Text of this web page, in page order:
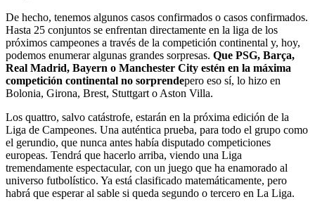
De hecho, tenemos algunos casos confirmados o casos confirmados.
Hasta 25 conjuntos se enfrentan directamente en la liga de los
próximos campeones a través de la competición continental y, hoy,
podemos enumerar algunas grandes sorpresas. Que PSG, Barça,
Real Madrid, Bayern o Manchester City estén en la máxima
competición continental no sorprendepero eso sí, lo hizo en
Bolonia, Girona, Brest, Stuttgart o Aston Villa.
Los quattro, salvo catástrofe, estarán en la próxima edición de la
Liga de Campeones. Una auténtica prueba, para todo el grupo como
el gerundio, que nunca antes había disputado competiciones
europeas. Tendrá que hacerlo arriba, viendo una Liga
tremendamente espectacular, con un juego que ha enamorado al
universo futbolístico. Ya está clasificado matemáticamente, pero
habrá que esperar al sable si queda segundo o tercero en La Liga.